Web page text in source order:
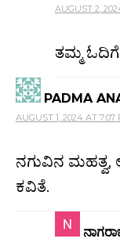
AUGUST 2,
ತಮ್ಮ ಓದಿಗೆ
PADMA
AUGUST 1, 2024 AT 7:07
ನಗುವಿನ ಮಹತ್ವ,
ಕವಿತೆ.